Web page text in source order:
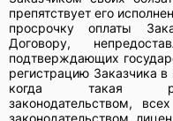
препятствует его
просрочку оплаты
Договору,
подтверждающих
регистрацию Заказчика
когда такая
законодательством,
законодательством